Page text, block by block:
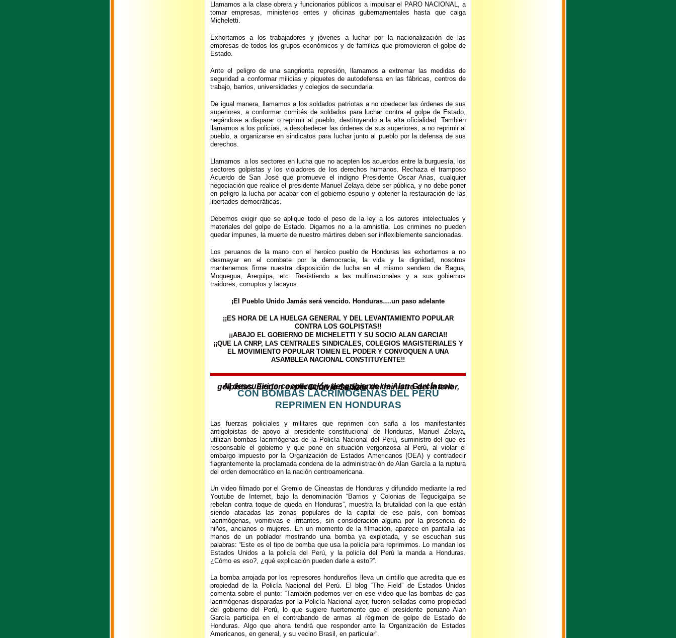
Llamamos a la clase obrera y funcionarios públicos a impulsar el PARO NACIONAL, a
tomar empresas, ministerios entes y oficinas gubernamentales hasta que caiga
Micheletti.
Exhortamos a los trabajadores y jóvenes a luchar por la nacionalización de las
empresas de todos los grupos económicos y de familias que promovieron el golpe de
Estado.
Ante el peligro de una sangrienta represión, llamamos a extremar las medidas de
seguridad a conformar milicias y piquetes de autodefensa en las fábricas, centros de
trabajo, barrios, universidades y colegios de secundaria.
De igual manera, llamamos a los soldados patriotas a no obedecer las órdenes de sus
superiores, a conformar comités de soldados para luchar contra el golpe de Estado,
negándose a disparar o reprimir al pueblo, destituyendo a la alta oficialidad. También
llamamos a los policías, a desobedecer las órdenes de sus superiores, a no reprimir al
pueblo, a organizarse en sindicatos para luchar junto al pueblo por la defensa de sus
derechos.
Llamamos a los sectores en lucha que no acepten los acuerdos entre la burguesía, los
sectores golpistas y los violadores de los derechos humanos. Rechaza el tramposo
Acuerdo de San José que promueve el indigno Presidente Oscar Arias, cualquier
negociación que realice el presidente Manuel Zelaya debe ser pública, y no debe poner
en peligro la lucha por acabar con el gobierno espurio y obtener la restauración de las
libertades democráticas.
Debemos exigir que se aplique todo el peso de la ley a los autores intelectuales y
materiales del golpe de Estado. Digamos no a la amnistía. Los crimines no pueden
quedar impunes, la muerte de nuestro mártires deben ser inflexiblemente sancionadas.
Los peruanos de la mano con el heroico pueblo de Honduras les exhortamos a no
desmayar en el combate por la democracia, la vida y la dignidad, nosotros
mantenemos firme nuestra disposición de lucha en el mismo sendero de Bagua,
Moquegua, Arequipa, etc. Resistiendo a las multinacionales y a sus gobiernos
traidores, corruptos y lacayos.
¡El Pueblo Unido Jamás será vencido. Honduras….un paso adelante
¡¡ES HORA DE LA HUELGA GENERAL Y DEL LEVANTAMIENTO POPULAR
CONTRA LOS GOLPISTAS!!
¡¡ABAJO EL GOBIERNO DE MICHELETTI Y SU SOCIO ALAN GARCIA!!
¡¡QUE LA CNRP, LAS CENTRALES SINDICALES, COLEGIOS MAGISTERIALES Y
EL MOVIMIENTO POPULAR TOMEN EL PODER Y CONVOQUEN A UNA
ASAMBLEA NACIONAL CONSTITUYENTE!!
Al descubierto cooperación del gobierno de Alan García con golpistas. Exigen explicación inmediata del ministro del Interior, Octavio Salazar.
CON BOMBAS LACRIMÓGENAS DEL PERÚ
REPRIMEN EN HONDURAS
Las fuerzas policiales y militares que reprimen con saña a los manifestantes
antigolpistas de apoyo al presidente constitucional de Honduras, Manuel Zelaya,
utilizan bombas lacrimógenas de la Policía Nacional del Perú, suministro del que es
responsable el gobierno y que pone en situación vergonzosa al Perú, al violar el
embargo impuesto por la Organización de Estados Americanos (OEA) y contradecir
flagrantemente la proclamada condena de la administración de Alan García a la ruptura
del orden democrático en la nación centroamericana.
Un video filmado por el Gremio de Cineastas de Honduras y difundido mediante la red
Youtube de Internet, bajo la denominación “Barrios y Colonias de Tegucigalpa se
rebelan contra toque de queda en Honduras”, muestra la brutalidad con la que están
siendo atacadas las zonas populares de la capital de ese país, con bombas
lacrimógenas, vomitivas e irritantes, sin consideración alguna por la presencia de
niños, ancianos o mujeres. En un momento de la filmación, aparece en pantalla las
manos de un poblador mostrando una bomba ya explotada, y se escuchan sus
palabras: “Este es el tipo de bomba que usa la policía para reprimirnos. Lo mandan los
Estados Unidos a la policía del Perú, y la policía del Perú la manda a Honduras.
¿Cómo es eso?, ¿qué explicación pueden darle a esto?”.
La bomba arrojada por los represores hondureños lleva un cintillo que acredita que es
propiedad de la Policía Nacional del Perú. El blog “The Field” de Estados Unidos
comenta sobre el punto: “También podemos ver en ese video que las bombas de gas
lacrimógenas disparadas por la Policía Nacional ayer, fueron selladas como propiedad
del gobierno del Perú, lo que sugiere fuertemente que el presidente peruano Alan
García participa en el contrabando de armas al régimen de golpe de Estado de
Honduras. Algo que ahora tendrá que responder ante la Organización de Estados
Americanos, en general, y su vecino Brasil, en particular”.